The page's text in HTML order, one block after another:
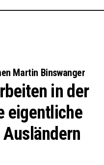
Martin Binswanger
in der
eigentliche